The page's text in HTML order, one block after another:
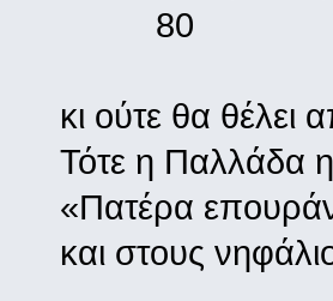
80
κι ούτε θα θέλει
Τότε η Παλλάδα η
«Πατέρα
και στους